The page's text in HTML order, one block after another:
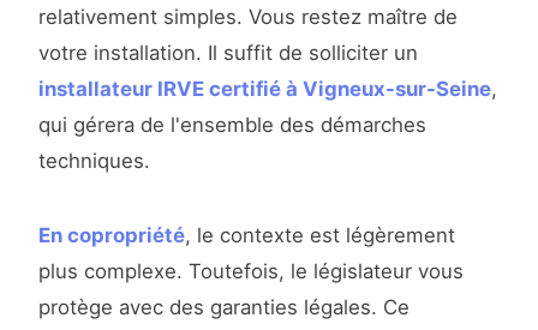
relativement simples. Vous restez maître de
votre installation. Il suffit de solliciter un
installateur IRVE certifié à Vigneux-sur-Seine,
qui gérera de l'ensemble des démarches
techniques.
En copropriété, le contexte est légèrement
plus complexe. Toutefois, le législateur vous
protège avec des garanties légales. Ce